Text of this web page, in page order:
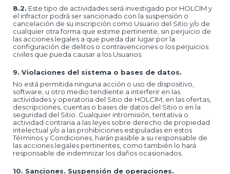
8.2. Este tipo de actividades será investigado por HOLCIM y
el infractor podrá ser sancionado con la suspensión o
cancelación de su inscripción como Usuario del Sitio y/o de
cualquier otra forma que estime pertinente, sin perjuicio de
las acciones legales a que pueda dar lugar por la
configuración de delitos o contravenciones o los perjuicios
civiles que pueda causar a los Usuarios.
9. Violaciones del sistema o bases de datos.
No está permitida ninguna acción o uso de dispositivo,
software, u otro medio tendiente a interferir en las
actividades y operatoria del Sitio de HOLCIM, en las ofertas,
descripciones, cuentas o bases de datos del Sitio o en la
seguridad del Sitio. Cualquier intromisión, tentativa o
actividad contraria a las leyes sobre derecho de propiedad
intelectual y/o a las prohibiciones estipuladas en estos
Términos y Condiciones, harán pasible a su responsable de
las acciones legales pertinentes, como también lo hará
responsable de indemnizar los daños ocasionados.
10. Sanciones. Suspensión de operaciones.